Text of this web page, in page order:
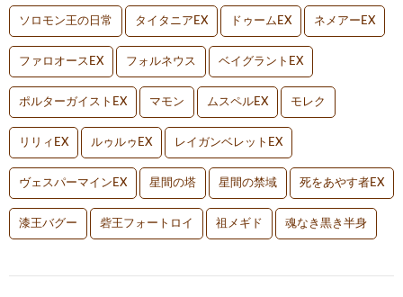
ソロモン王の日常 タイタニアEX ドゥームEX ネメアーEX
ファロオースEX フォルネウス ベイグラントEX
ポルターガイストEX マモン ムスペルEX モレク
リリィEX ルゥルゥEX レイガンベレットEX
ヴェスパーマインEX 星間の塔 星間の禁域 死をあやす者EX
漆王バグー 砦王フォートロイ 祖メギド 魂なき黒き半身